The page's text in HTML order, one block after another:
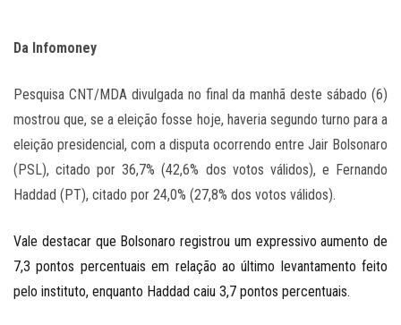
Da Infomoney
Pesquisa CNT/MDA divulgada no final da manhã deste sábado (6)
mostrou que, se a eleição fosse hoje, haveria segundo turno para a
eleição presidencial, com a disputa ocorrendo entre Jair Bolsonaro
(PSL), citado por 36,7% (42,6% dos votos válidos), e Fernando
Haddad (PT), citado por 24,0% (27,8% dos votos válidos).
Vale destacar que Bolsonaro registrou um expressivo aumento de
7,3 pontos percentuais em relação ao último levantamento feito
pelo instituto, enquanto Haddad caiu 3,7 pontos percentuais.